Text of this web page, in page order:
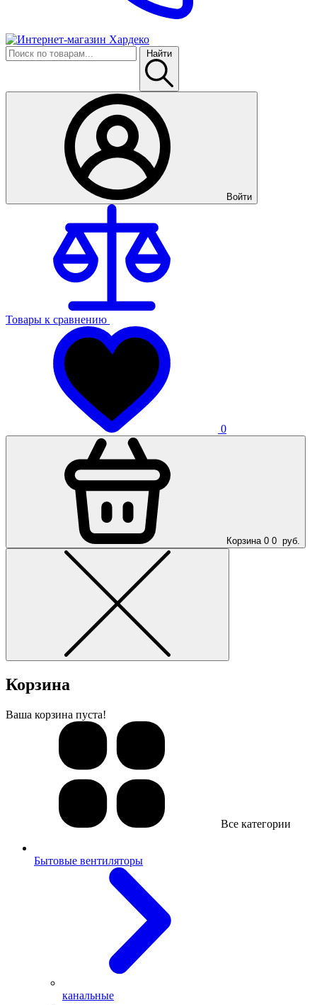
Найти
Войти
Товары к сравнению
0
Корзина 0 0 руб.
Корзина
Ваша корзина пуста!
Все категории
Бытовые вентиляторы
канальные